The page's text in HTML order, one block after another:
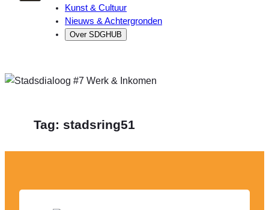
Kunst & Cultuur
Nieuws & Achtergronden
Over SDGHUB
Tag: stadsring51